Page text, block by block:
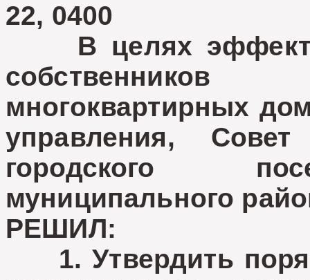
22, 0400
В целях
многоквартирных
управления, Совет
городского
муниципального
РЕШИЛ:
1. Утвердить